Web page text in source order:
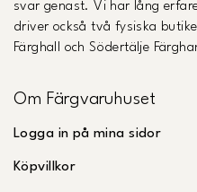
svar genast. Vi har lång
driver också två fysiska
Färghall och Södertälje
Om Färgvaruhuset
Logga in på mina sidor
Köpvillkor